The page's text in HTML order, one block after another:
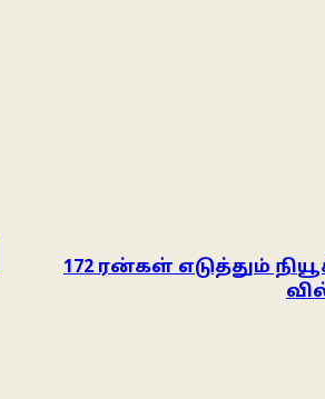
172 ரன்கள் எடுத்தும்